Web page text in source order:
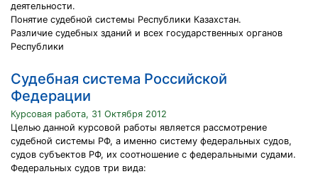
деятельности.
Понятие судебной системы Республики Казахстан.
Различие судебных зданий и всех государственных органов
Республики
Судебная система Российской
Федерации
Курсовая работа, 31 Октября 2012
Целью данной курсовой работы является рассмотрение
судебной системы РФ, а именно систему федеральных судов,
судов субъектов РФ, их соотношение с федеральными судами.
Федеральных судов три вида: